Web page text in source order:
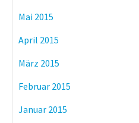
Mai 2015
April 2015
März 2015
Februar 2015
Januar 2015